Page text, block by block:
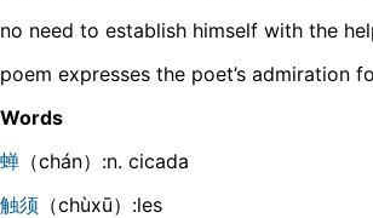
no need to establish himself with the
poem expresses the poet’s admiration
Words
蝉 （chán）:n. cicada
触须 （chùxū）:les